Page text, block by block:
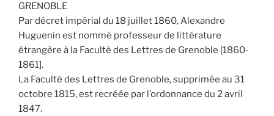
GRENOBLE
Par décret impérial du 18 juillet 1860, Alexandre
Huguenin est nommé professeur de littérature
étrangère à la Faculté des Lettres de Grenoble [1860-
1861].
La Faculté des Lettres de Grenoble, supprimée au 31
octobre 1815, est recréée par l’ordonnance du 2 avril
1847.